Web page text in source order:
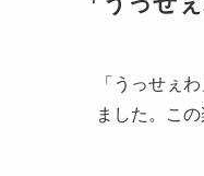
「うっせぇ
ました。こ